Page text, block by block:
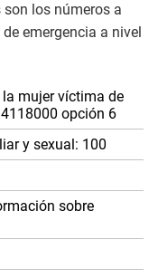
los números a
emergencia a nivel
mujer víctima de
opción 6
y sexual: 100
sobre